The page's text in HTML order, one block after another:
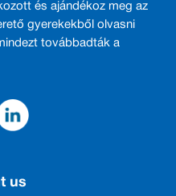
és ajándékoz meg az
gyerekekből olvasni
továbbadták a
us